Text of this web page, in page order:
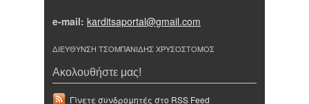
e-mail: karditsaportal@gmail.com
ΔΙΕΥΘΥΝΣΗ ΤΣΟΜΠΑΝΙΔΗΣ ΧΡΥΣΟΣΤΟΜΟΣ
Ακολουθήστε μας!
Γίνετε συνδρομητές στο RSS Feed